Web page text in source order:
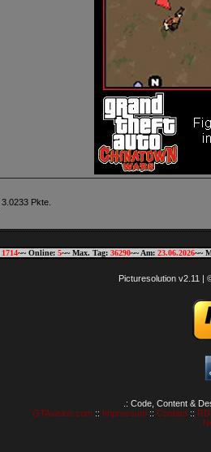
3.0233 Pkte.
1714~~ Online: 5~~ Max. Tag: 36290~~ Am: 23.06.2026~~
Picturesolution v2.11 |
.: Code, Content &
GTAvision.com:: Impressum:: Contact::